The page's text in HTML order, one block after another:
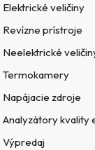
Elektrické veličiny
Revízne prístroje
Neelektrické
Termokamery
Napájacie zdroje
Analyzátory kvality
Výpredaj